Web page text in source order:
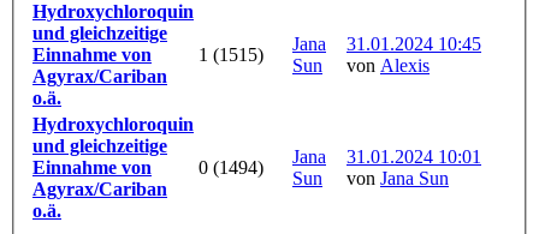
Hydroxychloroquin
und gleichzeitige
Einnahme von
Agyrax/Cariban
o.ä.
1 (1515)
Jana
Sun
31.01.2024 10:45
von Alexis
Hydroxychloroquin
und gleichzeitige
Einnahme von
Agyrax/Cariban
o.ä.
0 (1494)
Jana
Sun
31.01.2024 10:01
von Jana Sun